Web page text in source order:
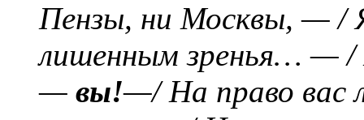
Пензы, ни Москвы, — /
лишенным зренья… —
— вы!—/ На право вас